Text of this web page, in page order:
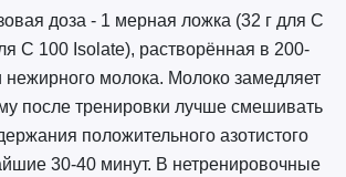
доза - 1 мерная ложка (32 г для C
C 100 Isolate), растворённая в 200-
молока. Молоко замедляет
после тренировки лучше смешивать
положительного азотистого
30-40 минут. В нетренировочные